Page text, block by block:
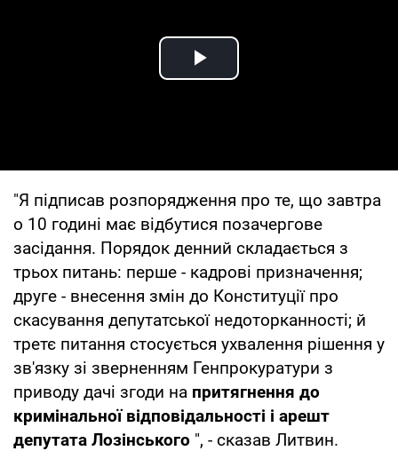
Play Video
"Я підписав розпорядження про те, що завтра
о 10 годині має відбутися позачергове
засідання. Порядок денний складається з
трьох питань: перше - кадрові призначення;
друге - внесення змін до Конституції про
скасування депутатської недоторканності; й
третє питання стосується ухвалення рішення у
зв'язку зі зверненням Генпрокуратури з
приводу дачі згоди на притягнення до
кримінальної відповідальності і арешт
депутата Лозінського ", - сказав Литвин.